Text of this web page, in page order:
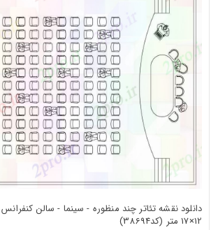
دانلود نقشه تئاتر چند منظوره - سینما - سالن
12×17 متر (کد38694)